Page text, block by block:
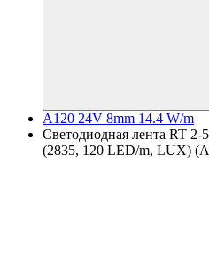
A120 24V 8mm 14.4 W/m
Светодиодная лента RT
(2835, 120 LED/m, LUX)